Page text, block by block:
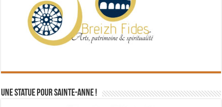
Une statue pour Sainte-Anne !